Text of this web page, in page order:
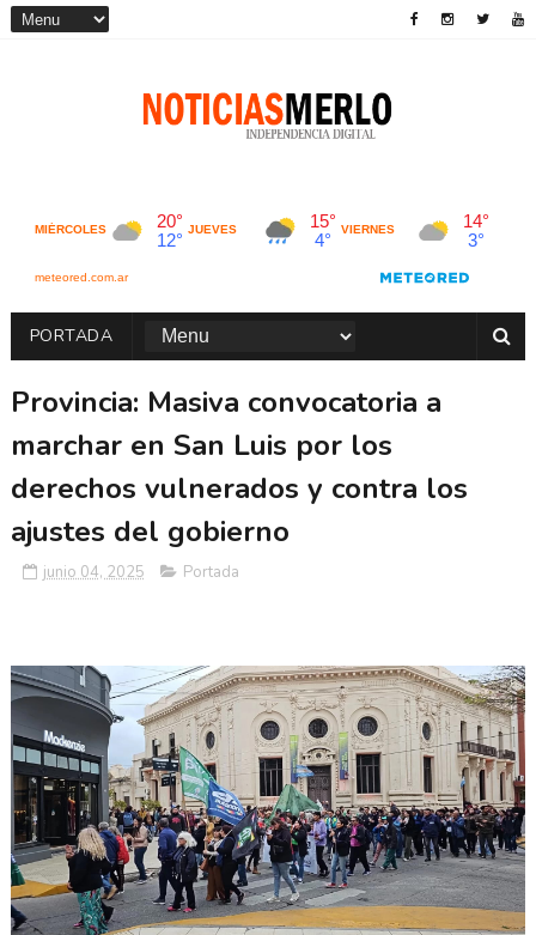
PORTADA
Provincia: Masiva convocatoria a
marchar en San Luis por los
derechos vulnerados y contra los
ajustes del gobierno
junio 04, 2025 Portada